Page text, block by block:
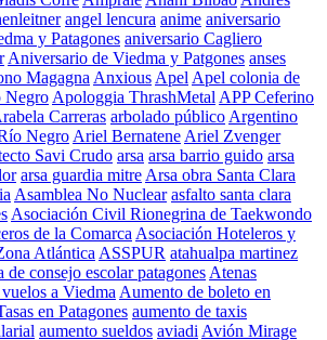
angel lencura anime aniversario
y Patagones aniversario Cagliero
Aniversario de Viedma y Patgones anses
Magagna Anxious Apel Apel colonia de
Negro Apologgia ThrashMetal APP Ceferino
Carreras arbolado público Argentino
Negro Ariel Bernatene Ariel Zvenger
Savi Crudo arsa arsa barrio guido arsa
arsa guardia mitre Arsa obra Santa Clara
Asamblea No Nuclear asfalto santa clara
Asociación Civil Rionegrina de Taekwondo
de la Comarca Asociación Hoteleros y
Atlántica ASSPUR atahualpa martinez
de consejo escolar patagones Atenas
a Viedma Aumento de boleto en
en Patagones aumento de taxis
aumento sueldos aviadi Avión Mirage